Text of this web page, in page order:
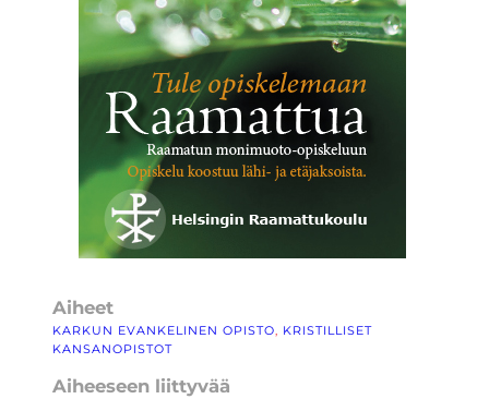
Aiheet
KARKUN EVANKELINEN OPISTO
KRISTILLISET
KANSANOPISTOT
Aiheeseen liittyvää